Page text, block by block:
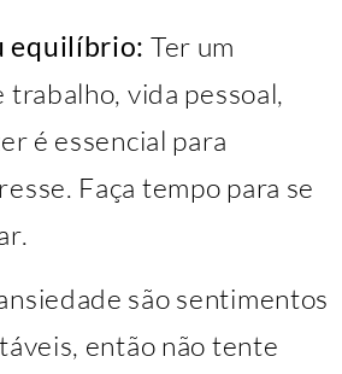
equilíbrio: Ter um
vida pessoal,
é essencial para
Faça tempo para se
são sentimentos
então não tente